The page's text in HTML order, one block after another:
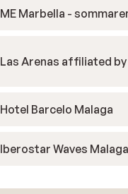
ME Marbella -
Las Arenas affiliated
Hotel Barcelo Malaga
Iberostar Waves